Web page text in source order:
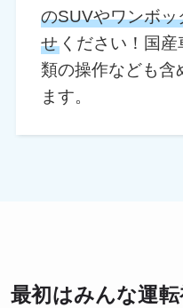
のSUVやワンボ
せ ください！国
類の操作なども含
ます。
最初はみんな運転